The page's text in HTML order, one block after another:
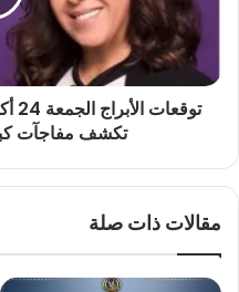
2025
عبد
اللطيف
فلكية
تكشف مفاجآت
مقالات ذات صلة